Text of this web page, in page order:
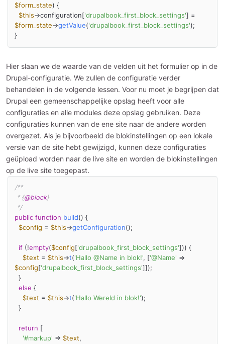
$form_state) {
$this->configuration['drupalbook_first_block_settings'
$form_state->getValue('drupalbook_first_block_settings');
}
Hier slaan we de waarde van de velden uit het formulier op in de
Drupal-configuratie. We zullen de configuratie verder
behandelen in de volgende lessen. Voor nu moet je begrijpen dat
Drupal een gemeenschappelijke opslag heeft voor alle
configuraties en alle modules deze opslag gebruiken. Deze
configuraties kunnen van de ene site naar de andere worden
overgezet. Als je bijvoorbeeld de blokinstellingen op een lokale
versie van de site hebt gewijzigd, kunnen deze configuraties
geüpload worden naar de live site en worden de blokinstellingen
op de live site toegepast.
/**
* {@block}
*/
public function build() {
$config = $this->getConfiguration();
if (!empty($config ['drupalbook_first_block_settings'])) {
$text = $this->t('Hallo @Name in blok!', ['@Name'
$config ['drupalbook_first_block_settings']]);
else {
$text = $this->t('Hallo Wereld in blok!');
return [
'#markup' => $text,